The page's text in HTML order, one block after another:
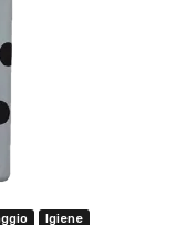
Igiene